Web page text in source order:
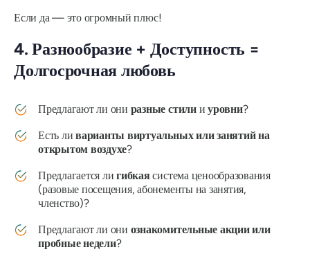
Если да — это огромный плюс!
4. Разнообразие + Доступность =
Долгосрочная любовь
Предлагают ли они разные стилииуровни?
Есть ливарианты виртуальных или занятий на
открытом воздухе?
Предлагается лигибкаясистема ценообразования
(разовые посещения, абонементы на занятия,
членство)?
Предлагают ли они ознакомительные акции или
пробные недели?